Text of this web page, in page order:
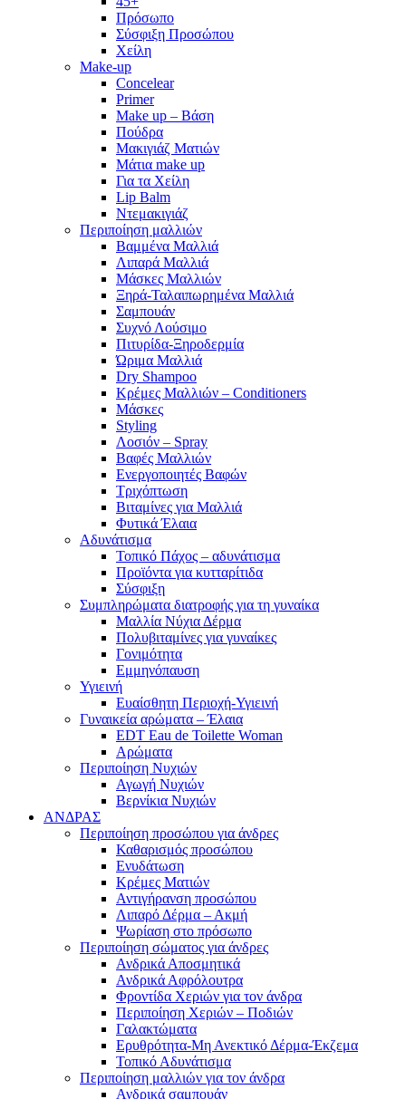
Πρόσωπο
Σύσφιξη Προσώπου
Χείλη
Make-up
Concelear
Primer
Make up – Βάση
Πούδρα
Μακιγιάζ Ματιών
Μάτια make up
Για τα Χείλη
Lip Balm
Ντεμακιγιάζ
Περιποίηση μαλλιών
Βαμμένα Μαλλιά
Λιπαρά Μαλλιά
Μάσκες Μαλλιών
Ξηρά-Ταλαιπωρημένα Μαλλιά
Σαμπουάν
Συχνό Λούσιμο
Πιτυρίδα-Ξηροδερμία
Ώριμα Μαλλιά
Dry Shampoo
Κρέμες Μαλλιών – Conditioners
Μάσκες
Styling
Λοσιόν – Spray
Βαφές Μαλλιών
Ενεργοποιητές Βαφών
Τριχόπτωση
Βιταμίνες για Μαλλιά
Φυτικά Έλαια
Αδυνάτισμα
Τοπικό Πάχος – αδυνάτισμα
Προϊόντα για κυτταρίτιδα
Σύσφιξη
Συμπληρώματα διατροφής για τη γυναίκα
Μαλλία Νύχια Δέρμα
Πολυβιταμίνες για γυναίκες
Γονιμότητα
Εμμηνόπαυση
Υγιεινή
Ευαίσθητη Περιοχή-Υγιεινή
Γυναικεία αρώματα – Έλαια
EDT Eau de Toilette Woman
Αρώματα
Περιποίηση Νυχιών
Αγωγή Νυχιών
Βερνίκια Νυχιών
ΑΝΔΡΑΣ
Περιποίηση προσώπου για άνδρες
Καθαρισμός προσώπου
Ενυδάτωση
Κρέμες Ματιών
Αντιγήρανση προσώπου
Λιπαρό Δέρμα – Ακμή
Ψωρίαση στο πρόσωπο
Περιποίηση σώματος για άνδρες
Ανδρικά Αποσμητικά
Ανδρικά Αφρόλουτρα
Φροντίδα Χεριών για τον άνδρα
Περιποίηση Χεριών – Ποδιών
Γαλακτώματα
Ερυθρότητα-Μη Ανεκτικό Δέρμα-Έκζεμα
Τοπικό Αδυνάτισμα
Περιποίηση μαλλιών για τον άνδρα
Ανδρικά σαμπουάν